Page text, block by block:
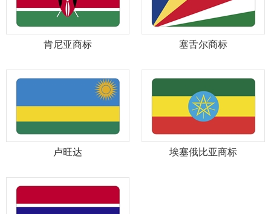
肯尼亚商标 塞舌尔商标
卢旺达 埃塞俄比亚商标